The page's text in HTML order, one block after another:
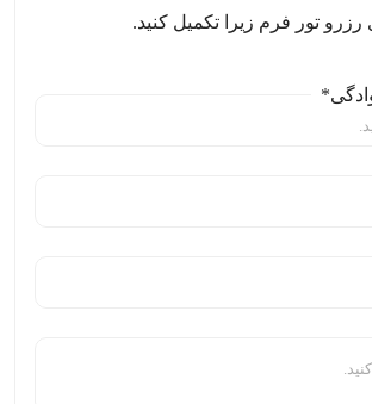
رزرو تور فرم زیرا تکمیل کنید.